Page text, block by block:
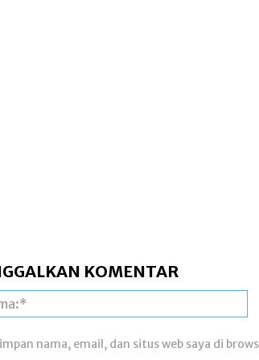
KOMENTAR
nama, email, dan situs web saya di